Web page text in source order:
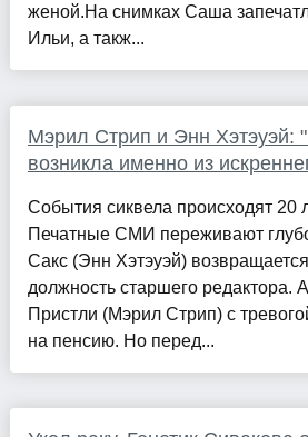
женой.На снимках Саша
Ильи, а такж...
Мэрил Стрип и Энн Хэтэуэй:
возникла именно из
Cобытия сиквела происходят 20
Печатные СМИ переживают
Сакс (Энн Хэтэуэй)
должность старшего редактора.
Пристли (Мэрил Стрип) с
на пенсию. Но перед...